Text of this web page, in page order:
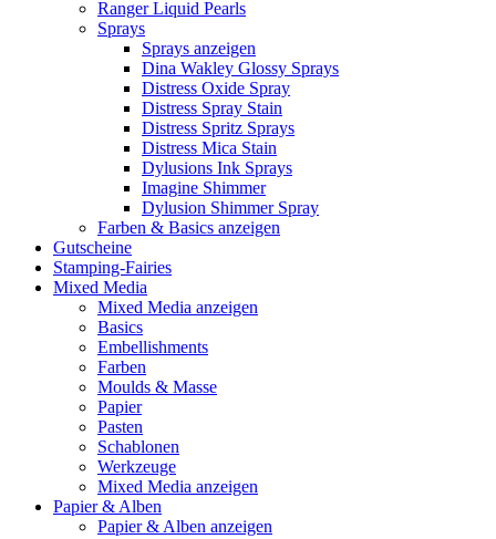
Ranger Liquid Pearls
Sprays
Sprays anzeigen
Dina Wakley Glossy Sprays
Distress Oxide Spray
Distress Spray Stain
Distress Spritz Sprays
Distress Mica Stain
Dylusions Ink Sprays
Imagine Shimmer
Dylusion Shimmer Spray
Farben & Basics anzeigen
Gutscheine
Stamping-Fairies
Mixed Media
Mixed Media anzeigen
Basics
Embellishments
Farben
Moulds & Masse
Papier
Pasten
Schablonen
Werkzeuge
Mixed Media anzeigen
Papier & Alben
Papier & Alben anzeigen